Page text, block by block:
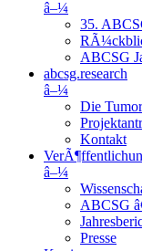
â–¼
35.
ABCSG
abcsg.research
â–¼
Die
Kontakt
â–¼
ABCSG
Presse